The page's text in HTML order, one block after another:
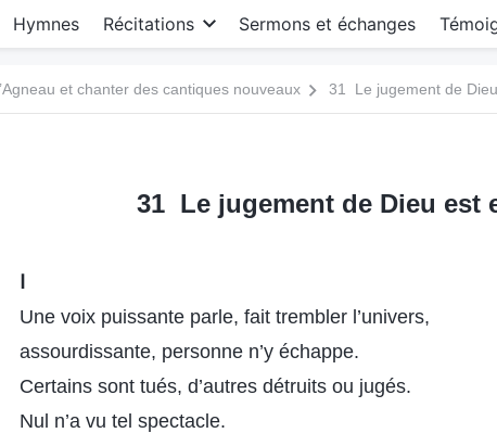
Hymnes Récitations Sermons et échanges
et chanter des cantiques nouveaux 31 Le jugement de
31 Le jugement de Dieu est
Une voix puissante parle, fait trembler l’univers,
assourdissante, personne n’y échappe.
Certains sont tués, d’autres détruits ou jugés.
Nul n’a vu tel spectacle.